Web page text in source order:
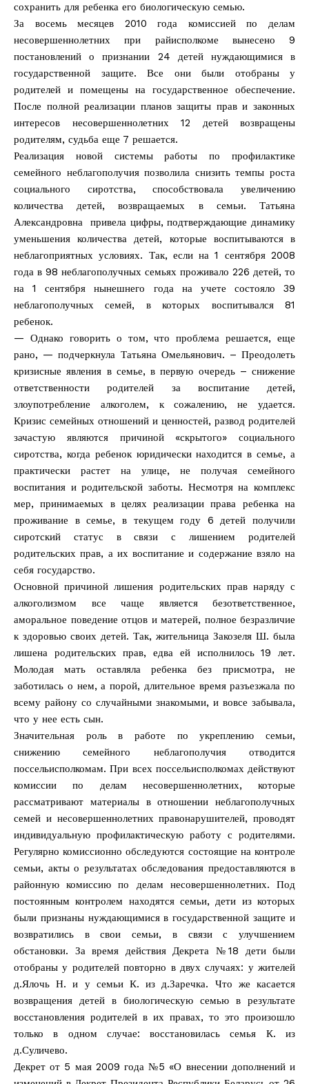
сохранить для ребенка его биологическую семью.
За восемь месяцев 2010 года комиссией по делам
несовершеннолетних при райисполкоме вынесено 9
постановлений о признании 24 детей нуждающимися в
государственной защите. Все они были отобраны у
родителей и помещены на государственное обеспечение.
После полной реализации планов защиты прав и законных
интересов несовершеннолетних 12 детей возвращены
родителям, судьба еще 7 решается.
Реализация новой системы работы по профилактике
семейного неблагополучия позволила снизить темпы роста
социального сиротства, способствовала увеличению
количества детей, возвращаемых в семьи. Татьяна
Александровна привела цифры, подтверждающие динамику
уменьшения количества детей, которые воспитываются в
неблагоприятных условиях. Так, если на 1 сентября 2008
года в 98 неблагополучных семьях проживало 226 детей, то
на 1 сентября нынешнего года на учете состояло 39
неблагополучных семей, в которых воспитывался 81
ребенок.
— Однако говорить о том, что проблема решается, еще
рано, — подчеркнула Татьяна Омельянович. – Преодолеть
кризисные явления в семье, в первую очередь – снижение
ответственности родителей за воспитание детей,
злоупотребление алкоголем, к сожалению, не удается.
Кризис семейных отношений и ценностей, развод родителей
зачастую являются причиной «скрытого» социального
сиротства, когда ребенок юридически находится в семье, а
практически растет на улице, не получая семейного
воспитания и родительской заботы. Несмотря на комплекс
мер, принимаемых в целях реализации права ребенка на
проживание в семье, в текущем году 6 детей получили
сиротский статус в связи с лишением родителей
родительских прав, а их воспитание и содержание взяло на
себя государство.
Основной причиной лишения родительских прав наряду с
алкоголизмом все чаще является безответственное,
аморальное поведение отцов и матерей, полное безразличие
к здоровью своих детей. Так, жительница Закозеля Ш. была
лишена родительских прав, едва ей исполнилось 19 лет.
Молодая мать оставляла ребенка без присмотра, не
заботилась о нем, а порой, длительное время разъезжала по
всему району со случайными знакомыми, и вовсе забывала,
что у нее есть сын.
Значительная роль в работе по укреплению семьи,
снижению семейного неблагополучия отводится
поссельисполкомам. При всех поссельисполкомах действуют
комиссии по делам несовершеннолетних, которые
рассматривают материалы в отношении неблагополучных
семей и несовершеннолетних правонарушителей, проводят
индивидуальную профилактическую работу с родителями.
Регулярно комиссионно обследуются состоящие на контроле
семьи, акты о результатах обследования предоставляются в
районную комиссию по делам несовершеннолетних. Под
постоянным контролем находятся семьи, дети из которых
были признаны нуждающимися в государственной защите и
возвратились в свои семьи, в связи с улучшением
обстановки. За время действия Декрета №18 дети были
отобраны у родителей повторно в двух случаях: у жителей
д.Ялочь Н. и у семьи К. из д.Заречка. Что же касается
возвращения детей в биологическую семью в результате
восстановления родителей в их правах, то это произошло
только в одном случае: восстановилась семья К. из
д.Суличево.
Декрет от 5 мая 2009 года №5 «О внесении дополнений и